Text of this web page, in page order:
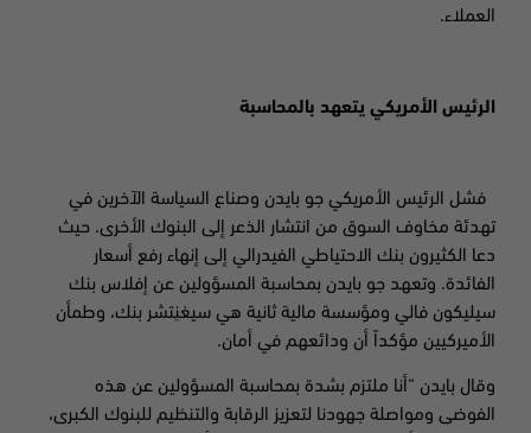
العملاء.
الرئيس الأمريكي يتعهد بالمحاسبة
فشل الرئيس الأمريكي جو بايدن وصناع السياسة الآخرين في
تهدئة مخاوف السوق من انتشار الذعر إلى البنوك الأخرى. حيث
دعا الكثيرون بنك الاحتياطي الفيدرالي إلى إنهاء رفع أسعار
الفائدة. وتعهد جو بايدن بمحاسبة المسؤولين عن إفلاس بنك
سيليكون فالي ومؤسسة مالية ثانية هي سيغنِتشر بنك، وطمأن
الأميركيين مؤكداً أن ودائعهم في أمان.
وقال بايدن “أنا ملتزم بشدة بمحاسبة المسؤولين عن هذه
الفوضى ومواصلة جهودنا لتعزيز الرقابة والتنظيم للبنوك الكبرى،